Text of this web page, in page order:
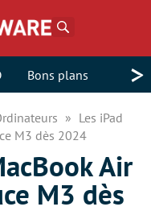
Bons plans >
Les iPad
M3 dès 2024
Air
M3 dès